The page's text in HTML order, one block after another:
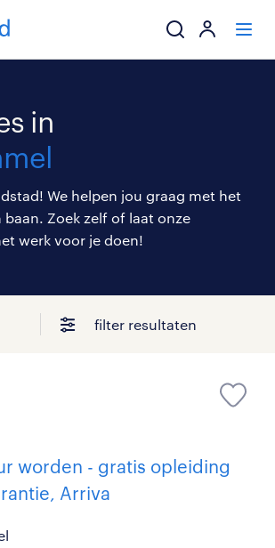
mijn carrière
over randstad
in
We helpen jou graag met het
Zoek zelf of laat onze
werk voor je doen!
filter resultaten
worden - gratis opleiding
Arriva